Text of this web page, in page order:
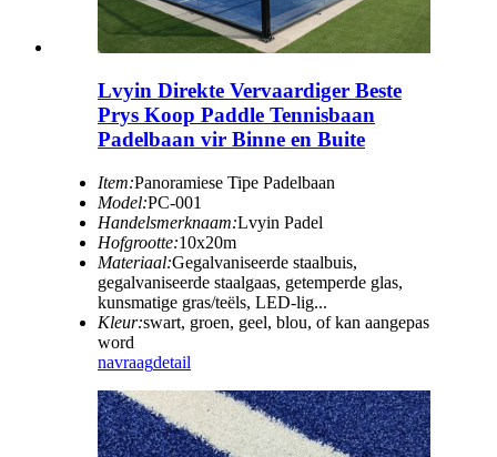
Lvyin Direkte Vervaardiger Beste
Prys Koop Paddle Tennisbaan
Padelbaan vir Binne en Buite
Item:Panoramiese Tipe Padelbaan
Model:PC-001
Handelsmerknaam:Lvyin Padel
Hofgrootte:10x20m
Materiaal:Gegalvaniseerde staalbuis,
gegalvaniseerde staalgaas, getemperde glas,
kunsmatige gras/teëls, LED-lig...
Kleur:swart, groen, geel, blou, of kan aangepas
word
navraagdetail